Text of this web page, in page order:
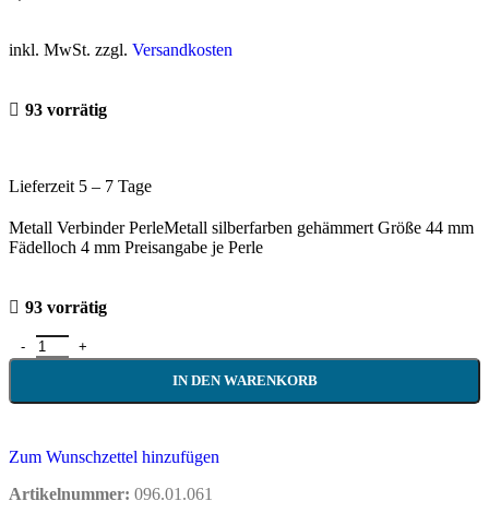
inkl. MwSt. zzgl. Versandkosten
93 vorrätig
Lieferzeit 5 – 7 Tage
Metall Verbinder PerleMetall silberfarben gehämmert Größe 44 mm
Fädelloch 4 mm Preisangabe je Perle
93 vorrätig
IN DEN WARENKORB
Zum Wunschzettel hinzufügen
Artikelnummer: 096.01.061